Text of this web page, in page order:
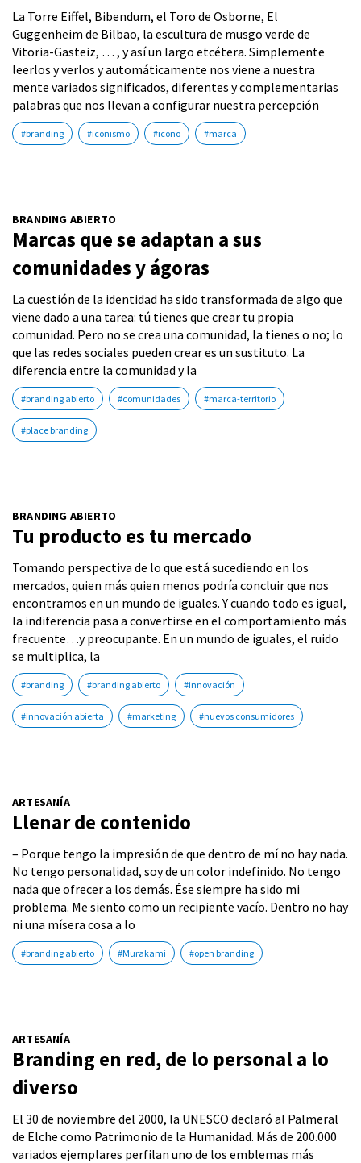
La Torre Eiffel, Bibendum, el Toro de Osborne, El
Guggenheim de Bilbao, la escultura de musgo verde de
Vitoria-Gasteiz, … , y así un largo etcétera. Simplemente
leerlos y verlos y automáticamente nos viene a nuestra
mente variados significados, diferentes y complementarias
palabras que nos llevan a configurar nuestra percepción
#branding #iconismo #icono #marca
BRANDING ABIERTO
Marcas que se adaptan a sus
comunidades y ágoras
La cuestión de la identidad ha sido transformada de algo que
viene dado a una tarea: tú tienes que crear tu propia
comunidad. Pero no se crea una comunidad, la tienes o no; lo
que las redes sociales pueden crear es un sustituto. La
diferencia entre la comunidad y la
#branding abierto #comunidades #marca-territorio
#place branding
BRANDING ABIERTO
Tu producto es tu mercado
Tomando perspectiva de lo que está sucediendo en los
mercados, quien más quien menos podría concluir que nos
encontramos en un mundo de iguales. Y cuando todo es igual,
la indiferencia pasa a convertirse en el comportamiento más
frecuente…y preocupante. En un mundo de iguales, el ruido
se multiplica, la
#branding #branding abierto #innovación
#innovación abierta #marketing #nuevos consumidores
ARTESANÍA
Llenar de contenido
– Porque tengo la impresión de que dentro de mí no hay nada.
No tengo personalidad, soy de un color indefinido. No tengo
nada que ofrecer a los demás. Ése siempre ha sido mi
problema. Me siento como un recipiente vacío. Dentro no hay
ni una mísera cosa a lo
#branding abierto #Murakami #open branding
ARTESANÍA
Branding en red, de lo personal a lo
diverso
El 30 de noviembre del 2000, la UNESCO declaró al Palmeral
de Elche como Patrimonio de la Humanidad. Más de 200.000
variados ejemplares perfilan uno de los emblemas más